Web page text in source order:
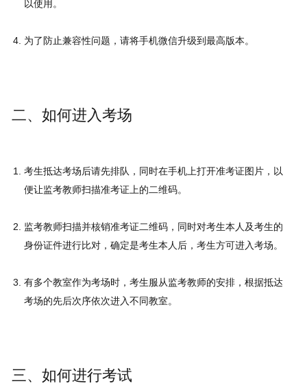
以使用。
为了防止兼容性问题，请将手机微信升级到最高版本。
二、如何进入考场
考生抵达考场后请先排队，同时在手机上打开准考证图片，以
便让监考教师扫描准考证上的二维码。
监考教师扫描并核销准考证二维码，同时对考生本人及考生的
身份证件进行比对，确定是考生本人后，考生方可进入考场。
有多个教室作为考场时，考生服从监考教师的安排，根据抵达
考场的先后次序依次进入不同教室。
三、如何进行考试